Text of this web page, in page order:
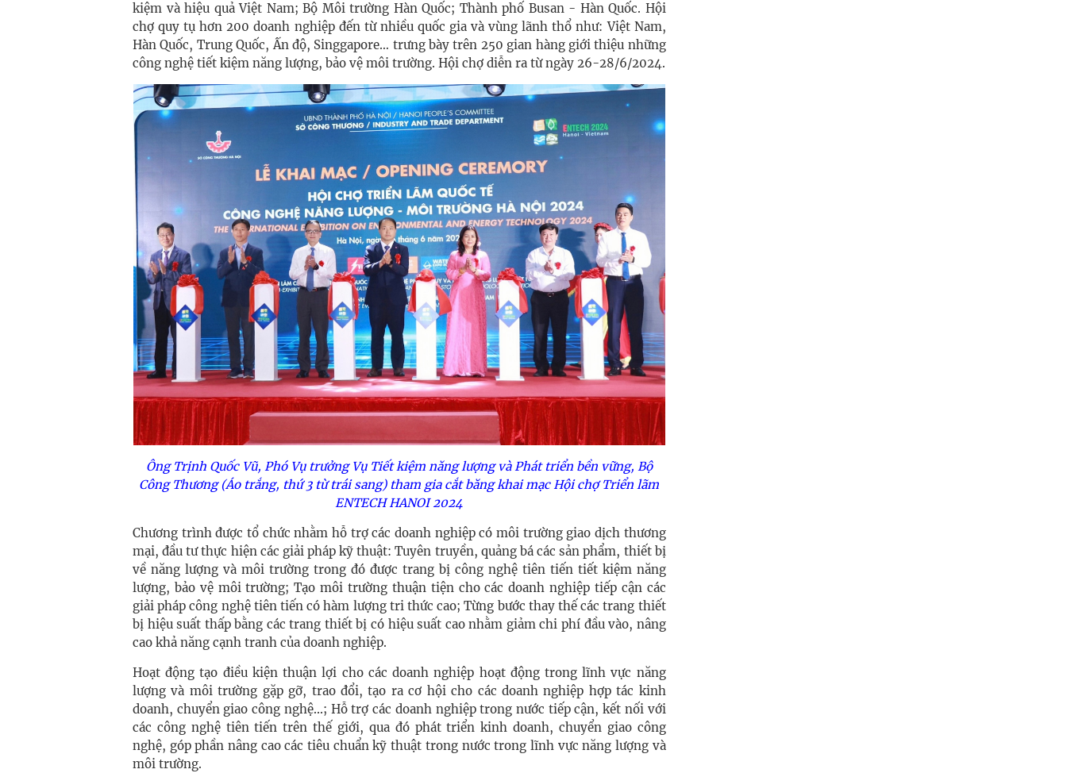
kiệm và hiệu quả Việt Nam; Bộ Môi trường Hàn Quốc; Thành phố Busan - Hàn Quốc. Hội
chợquy tụ hơn 200 doanh nghiệp đến từ nhiều quốc gia và vùng lãnh thổ như: Việt Nam,
Hàn Quốc, Trung Quốc, Ấn độ, Singgapore… trưng bày trên 250 gian hàng giới thiệu những
công nghệ tiết kiệm năng lượng, bảo vệ môi trường. Hội chợ diễn ra từ ngày 26-28/6/2024.
Ông Trịnh Quốc Vũ, Phó Vụ trưởng Vụ Tiết kiệm năng lượng và Phát triển bền vững, Bộ
Công Thương (Áo trắng, thứ 3 từ trái sang) tham gia cắt băng khai mạc Hội chợ Triển lãm
ENTECH HANOI 2024
Chương trình được tổ chức nhằm hỗ trợ các doanh nghiệp có môi trường giao dịch thương
mại, đầu tư thực hiện các giải pháp kỹ thuật: Tuyên truyền, quảng bá các sản phẩm, thiết bị
về năng lượng và môi trường trong đó được trang bị công nghệ tiên tiến tiết kiệm năng
lượng, bảo vệ môi trường; Tạo môi trường thuận tiện cho các doanh nghiệp tiếp cận các
giải pháp công nghệ tiên tiến có hàm lượng tri thức cao; Từng bước thay thế các trang thiết
bị hiệu suất thấp bằng các trang thiết bị có hiệu suất cao nhằm giảm chi phí đầu vào, nâng
cao khả năng cạnh tranh của doanh nghiệp.
Hoạt động tạo điều kiện thuận lợi cho các doanh nghiệp hoạt động trong lĩnh vực năng
lượng và môi trường gặp gỡ, trao đổi, tạo ra cơ hội cho các doanh nghiệp hợp tác kinh
doanh, chuyển giao công nghệ...; Hỗ trợ các doanh nghiệp trong nước tiếp cận, kết nối với
các công nghệ tiên tiến trên thế giới, qua đó phát triển kinh doanh, chuyển giao công
nghệ, góp phần nâng cao các tiêu chuẩn kỹ thuật trong nước trong lĩnh vực năng lượng và
môi trường.